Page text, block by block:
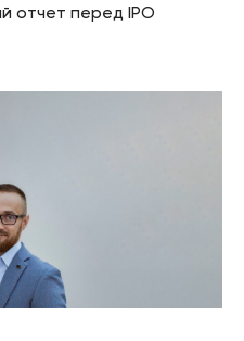
отчет перед IPO